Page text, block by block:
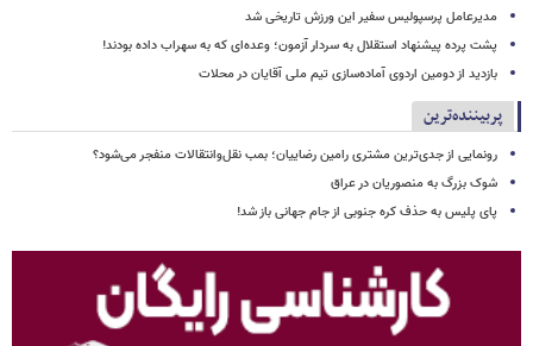
مدیرعامل پرسپولیس سفیر این ورزش تاریخی شد
پشت پرده پیشنهاد استقلال به سردار آزمون؛ وعده‌ای که به سهراب داده بودند!
بازدید از دومین اردوی آماده‌سازی تیم ملی آقایان در محلات
پربیننده‌ترین
رونمایی از جدی‌ترین مشتری رامین رضاییان؛ بمب نقل‌وانتقالات منفجر می‌شود؟
شوک بزرگ به منصوریان در عراق
پای پلیس به حذف کره جنوبی از جام جهانی باز شد!